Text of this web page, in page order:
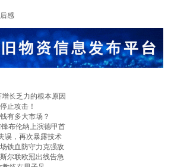
感
长乏力的根本原因
止攻击！
有多大市场？
布伦纳上演德甲首
误，再次暴露技术
铁血防守力克强敌
尔联欧冠出线告急